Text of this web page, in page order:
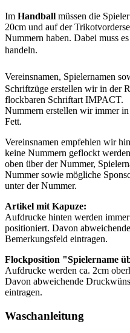
Im Handball müssen die
20cm und auf der
Nummern haben. Dabei muss
handeln.
Vereinsnamen, Spielernamen
Schriftzüge erstellen wir in der
flockbaren Schriftart IMPACT.
Nummern erstellen wir immer
Fett.
Vereinsnamen empfehlen wir
keine Nummern geflockt
oben über der Nummer,
Nummer sowie mögliche
unter der Nummer.
Artikel mit Kapuze:
Aufdrucke hinten werden
positioniert. Davon
Bemerkungsfeld eintragen.
Flockposition "Spielername
Aufdrucke werden ca. 2cm
Davon abweichende
eintragen.
Waschanleitung